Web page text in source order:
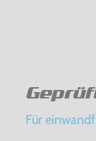
Für